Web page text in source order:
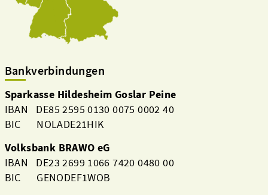
Bankverbindungen
Sparkasse Hildesheim Goslar Peine
IBAN DE85 2595 0130 0075 0002 40
BIC NOLADE21HIK
Volksbank BRAWO eG
IBAN DE23 2699 1066 7420 0480 00
BIC GENODEF1WOB